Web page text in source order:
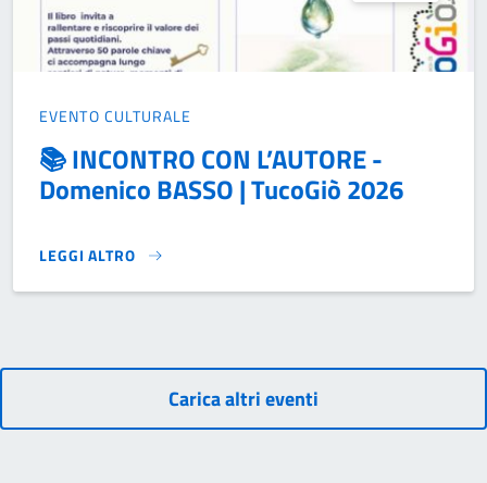
EVENTO CULTURALE
📚 INCONTRO CON L’AUTORE -
Domenico BASSO | TucoGiò 2026
LEGGI ALTRO
📚 INCONTRO CON L’AUTORE - DOMENICO BASSO |
Carica altri eventi